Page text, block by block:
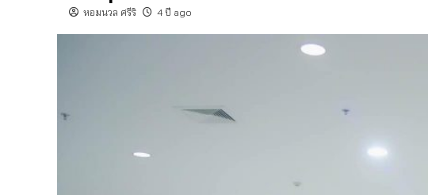
หอมนวล ศรีริ 4 ปี ago